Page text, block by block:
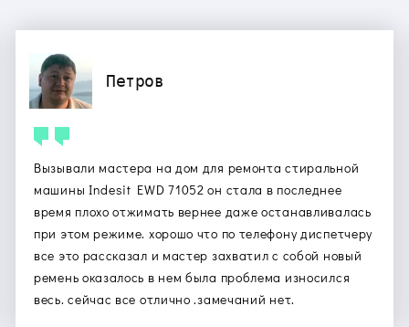
Петров
Вызывали мастера на дом для ремонта стиральной
машины Indesit EWD 71052 он стала в последнее
время плохо отжимать вернее даже останавливалась
при этом режиме. хорошо что по телефону диспетчеру
все это рассказал и мастер захватил с собой новый
ремень оказалось в нем была проблема износился
весь. сейчас все отлично .замечаний нет.